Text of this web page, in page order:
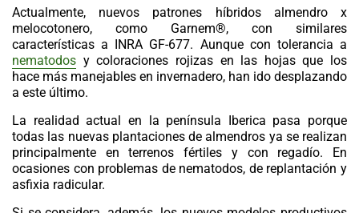
Actualmente, nuevos patrones híbridos almendro x
melocotonero, como Garnem®, con similares
características a INRA GF-677. Aunque con tolerancia a
nematodos y coloraciones rojizas en las hojas que los
hace más manejables en invernadero, han ido desplazando
a este último.
La realidad actual en la península Iberica pasa porque
todas las nuevas plantaciones de almendros ya se realizan
principalmente en terrenos fértiles y con regadío. En
ocasiones con problemas de nematodos, de replantación y
asfixia radicular.